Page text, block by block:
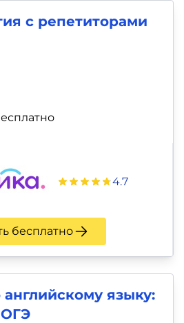
с репетиторами
4.7
бесплатно
языку:
ОГЭ